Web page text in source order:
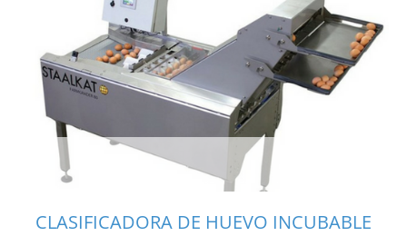
CLASIFICADORA DE HUEVO INCUBABLE